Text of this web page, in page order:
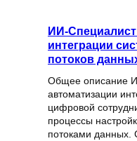
ИИ-
интеграции
потоков
Общее описание
автоматизации
цифровой
процессы
потоками данных.